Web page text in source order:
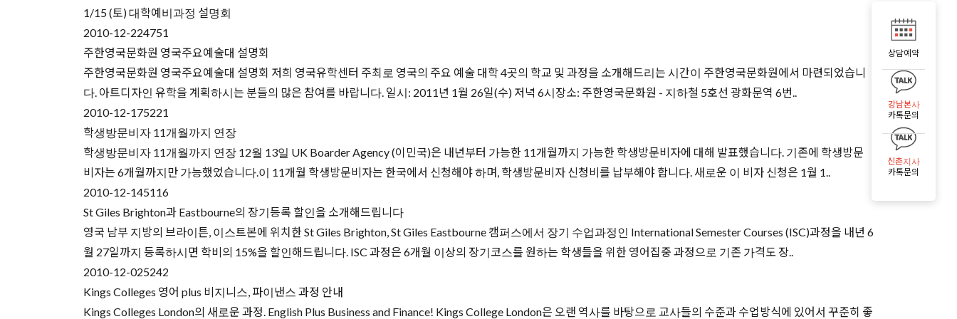
상담예약
강남본사
카톡문의
신촌지사
카톡문의
1/15 (토) 대학예비과정 설명회
2010-12-224751
주한영국문화원 영국주요예술대 설명회
주한영국문화원 영국주요예술대 설명회 저희 영국유학센터 주최로 영국의 주요 예술 대학 4곳의 학교 및 과정을 소개해드리는 시간이 주한영국문화원에서 마련되었습니
다. 아트디자인 유학을 계획하시는 분들의 많은 참여를 바랍니다. 일시: 2011년 1월 26일(수) 저녁 6시장소: 주한영국문화원 - 지하철 5호선 광화문역 6번..
2010-12-175221
학생방문비자 11개월까지 연장
학생방문비자 11개월까지 연장 12월 13일 UK Boarder Agency (이민국)은 내년부터 가능한 11개월까지 가능한 학생방문비자에 대해 발표했습니다. 기존에 학생방문
비자는 6개월까지만 가능했었습니다.이 11개월 학생방문비자는 한국에서 신청해야 하며, 학생방문비자 신청비를 납부해야 합니다. 새로운 이 비자 신청은 1월 1..
2010-12-145116
St Giles Brighton과 Eastbourne의 장기등록 할인을 소개해드립니다
영국 남부 지방의 브라이튼, 이스트본에 위치한 St Giles Brighton, St Giles Eastbourne 캠퍼스에서 장기 수업과정인 International Semester Courses (ISC)과정을 내년 6
월 27일까지 등록하시면 학비의 15%을 할인해드립니다. ISC 과정은 6개월 이상의 장기코스를 원하는 학생들을 위한 영어집중 과정으로 기존 가격도 장..
2010-12-025242
Kings Colleges 영어 plus 비지니스, 파이낸스 과정 안내
Kings Colleges London의 새로운 과정. English Plus Business and Finance! Kings College London은 오랜 역사를 바탕으로 교사들의 수준과 수업방식에 있어서 꾸준히 좋